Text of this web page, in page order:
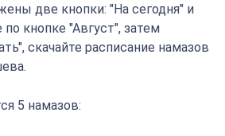
две кнопки: "На сегодня" и
кнопке "Август", затем
скачайте расписание намазов
5 намазов: